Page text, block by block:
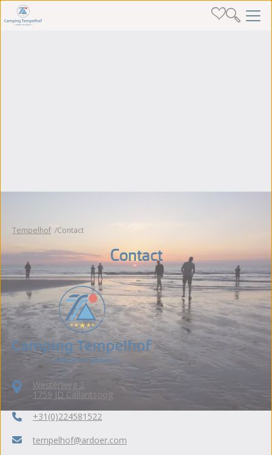
Tempelhof Contact
Contact
Westerweg 2
1759 JD Callantsoog
+31(0)224581522
tempelhof@ardoer.com